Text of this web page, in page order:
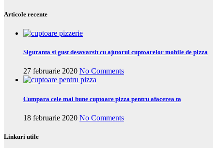
Articole recente
Siguranta si gust desavarsit cu ajutorul cuptoarelor mobile de pizza
27 februarie 2020 No Comments
Cumpara cele mai bune cuptoare pizza pentru afacerea ta
18 februarie 2020 No Comments
Linkuri utile